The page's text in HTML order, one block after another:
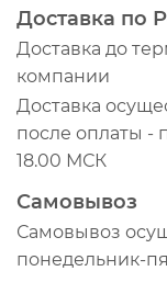
AP31234R
AZ0061
AZ0062
B1017600
B1017601
BL40266
Доставка по
Доставка до
компании
Доставка
после оплаты -
18.00 МСК
Самовывоз
Самовывоз
понедельник-